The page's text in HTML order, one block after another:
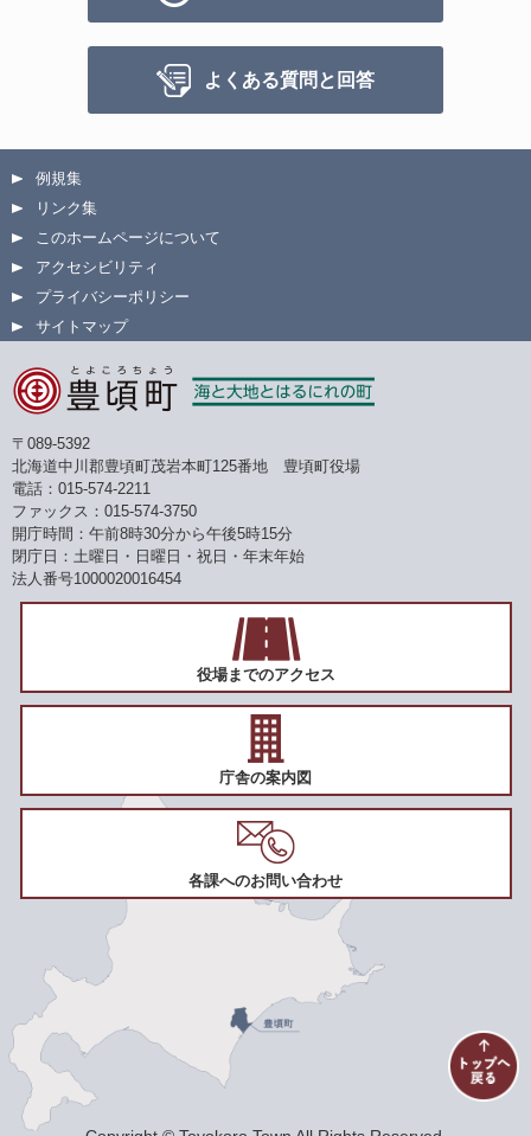
よくある質問と回答
例規集
リンク集
このホームページについて
アクセシビリティ
プライバシーポリシー
サイトマップ
〒089-5392
北海道中川郡豊頃町茂岩本町125番地 豊頃町役場
電話：015-574-2211
ファックス：015-574-3750
開庁時間：午前8時30分から午後5時15分
閉庁日：土曜日・日曜日・祝日・年末年始
法人番号1000020016454
役場までのアクセス
庁舎の案内図
各課へのお問い合わせ